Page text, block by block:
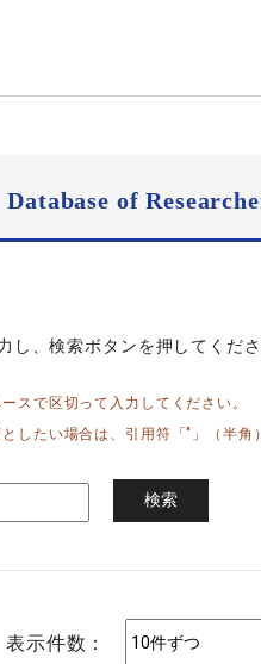
Database of
、検索ボタンを押してくださ
スで区切って入力してください。
したい場合は、引用符「"」（半角
表示件数：